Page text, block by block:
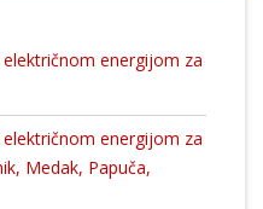
energijom za
energijom za
Medak, Papuča,